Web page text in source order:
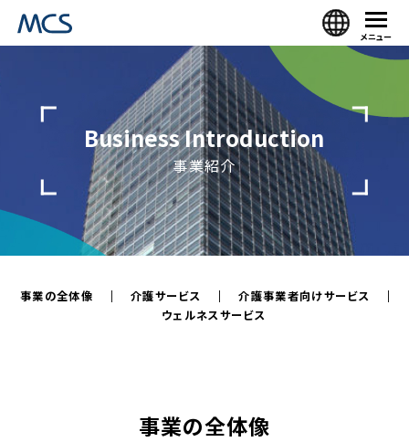
メニュー
Business Introduction
事業紹介
事業の全体像 介護サービス
介護事業者向けサービス
ウェルネスサービス
事業の全体像